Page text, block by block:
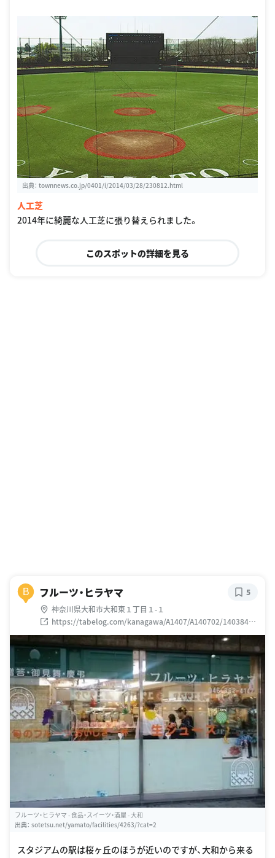
出典： townnews.co.jp/0401/i/2014/03/28/230812.html
人工芝
2014年に綺麗な人工芝に張り替えられました。
このスポットの詳細を見る
B フルーツ・ヒラヤマ
神奈川県大和市大和東１丁目１-１
https://tabelog.com/kanagawa/A1407/A140702/14038469
/
5
フルーツ・ヒラヤマ - 食品・スイーツ・酒屋 - 大和
出典： sotetsu.net/yamato/facilities/4263/?cat=2
スタジアムの駅は桜ヶ丘のほうが近いのですが、大和から来る